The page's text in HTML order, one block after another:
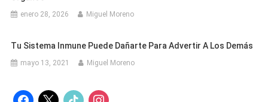
enero 28, 2026 Miguel Moreno
Tu Sistema Inmune Puede Dañarte Para Advertir A Los Demás
mayo 13, 2021 Miguel Moreno
facebook
x tiktok instagram